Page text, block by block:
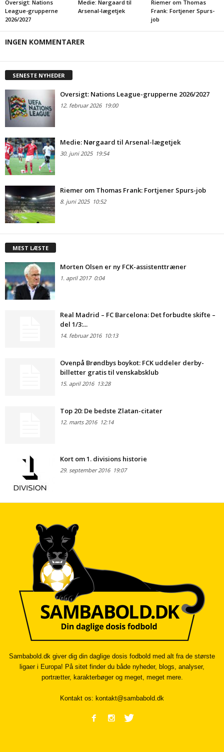
Oversigt: Nations
League-grupperne
2026/2027
Medie: Nørgaard til
Arsenal-lægetjek
Riemer om Thomas
Frank: Fortjener Spurs-
job
INGEN KOMMENTARER
SENESTE NYHEDER
Oversigt: Nations League-grupperne 2026/2027
12. februar 202619:00
Medie: Nørgaard til Arsenal-lægetjek
30. juni 202519:54
Riemer om Thomas Frank: Fortjener Spurs-job
8. juni 202510:52
MEST LÆSTE
Morten Olsen er ny FCK-assistenttræner
1. april 20170:04
Real Madrid – FC Barcelona: Det forbudte skifte –
del 1/3:...
14. februar 201610:13
Ovenpå Brøndbys boykot: FCK uddeler derby-
billetter gratis til venskabsklub
15. april 201613:28
Top 20: De bedste Zlatan-citater
12. marts 201612:14
Kort om 1. divisions historie
29. september 201619:07
Sambabold.dk giver dig din daglige dosis fodbold med alt fra de største
ligaer i Europa! På sitet finder du både nyheder, blogs, analyser,
portrætter, karakterbøger og meget, meget mere.
Kontakt os: kontakt@sambabold.dk